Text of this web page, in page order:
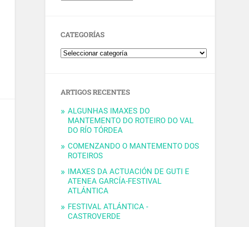
CATEGORÍAS
ARTIGOS RECENTES
ALGUNHAS IMAXES DO
MANTEMENTO DO ROTEIRO DO VAL
DO RÍO TÓRDEA
COMENZANDO O MANTEMENTO DOS
ROTEIROS
IMAXES DA ACTUACIÓN DE GUTI E
ATENEA GARCÍA-FESTIVAL
ATLÁNTICA
FESTIVAL ATLÁNTICA -
CASTROVERDE